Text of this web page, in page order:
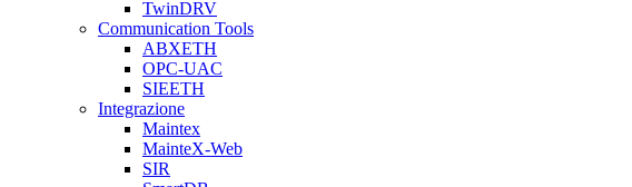
TwinDRV
Communication Tools
ABXETH
OPC-UAC
SIEETH
Integrazione
Maintex
MainteX-Web
SIR